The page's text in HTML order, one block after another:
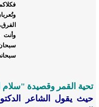
وأنت
تحية القمر وقصيدة "سلام
حيث يقول الشاعر